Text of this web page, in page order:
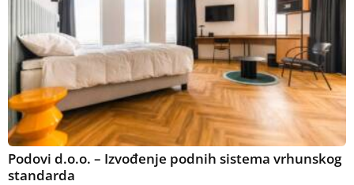
Podovi d.o.o. – Izvođenje podnih sistema vrhunskog
standarda